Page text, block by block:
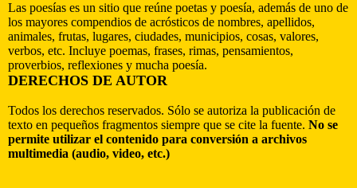
Las poesías es un sitio que reúne poetas y poesía, además de uno de
los mayores compendios de acrósticos de nombres, apellidos,
animales, frutas, lugares, ciudades, municipios, cosas, valores,
verbos, etc. Incluye poemas, frases, rimas, pensamientos,
proverbios, reflexiones y mucha poesía.
DERECHOS DE AUTOR
Todos los derechos reservados. Sólo se autoriza la publicación de
texto en pequeños fragmentos siempre que se cite la fuente. No se
permite utilizar el contenido para conversión a archivos
multimedia (audio, video, etc.)